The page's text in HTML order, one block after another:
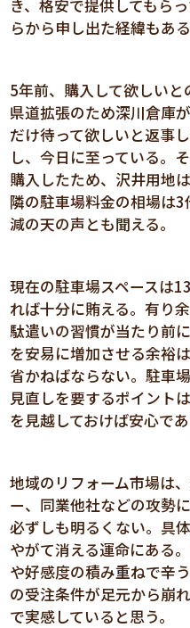
き、格安で提供してもら
らから申し出た経緯もある
5年前、購入して欲しい
県道拡張のため深川倉庫
だけ待って欲しいと返事
し、今日に至っている。
購入したため、沢井用地
隣の駐車場料金の相場は
減の天の声とも聞える。
現在の駐車場スペースは
れば十分に賄える。有り
駄遣いの習慣が当たり前
を安易に増加させる余裕
省かねばならない。駐車
見直しを要するポイント
を見越しておけば安心であ
地域のリフォーム市場は
ー、同業他社などの攻勢
必ずしも明るくない。具
やがて消える運命にある
や好感度の積み重ねで辛
の受注条件が足元から崩
で実感していると思う。